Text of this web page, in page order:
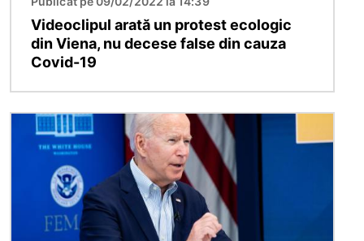
Videoclipul arată un protest ecologic
din Viena, nu decese false din cauza
Covid-19
Imagine